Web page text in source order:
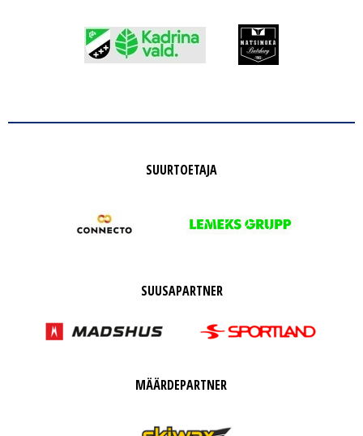
SUURTOETAJA
SUUSAPARTNER
MÄÄRDEPARTNER